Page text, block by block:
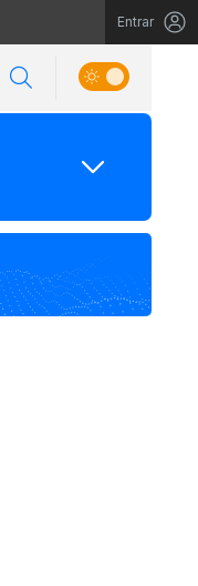
Entrar